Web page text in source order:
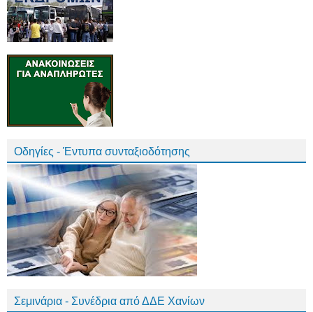
Οδηγίες - Έντυπα συνταξιοδότησης
Σεμινάρια - Συνέδρια από ΔΔΕ Χανίων